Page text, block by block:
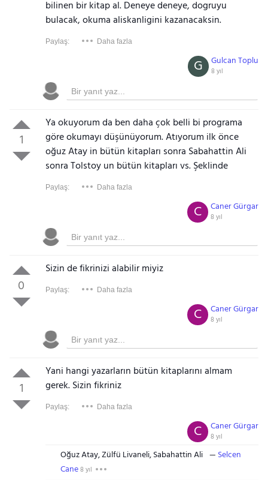
bilinen bir kitap al. Deneye deneye, dogruyu
bulacak, okuma aliskanligini kazanacaksin.
Paylaş: Daha fazla
Gulcan Toplu
8 yıl
G
1
Ya okuyorum da ben daha çok belli bi programa
göre okumayı düşünüyorum. Atıyorum ilk önce
oğuz Atay in bütün kitapları sonra Sabahattin Ali
sonra Tolstoy un bütün kitapları vs. Şeklinde
Paylaş: Daha fazla
Caner Gürgar
8 yıl
C
0
Sizin de fikrinizi alabilir miyiz
Paylaş: Daha fazla
Caner Gürgar
8 yıl
C
1
Yani hangi yazarların bütün kitaplarını almam
gerek. Sizin fikriniz
Paylaş: Daha fazla
Caner Gürgar
8 yıl
C
Oğuz Atay, Zülfü Livaneli, Sabahattin Ali
Selcen
Cane8 yıl